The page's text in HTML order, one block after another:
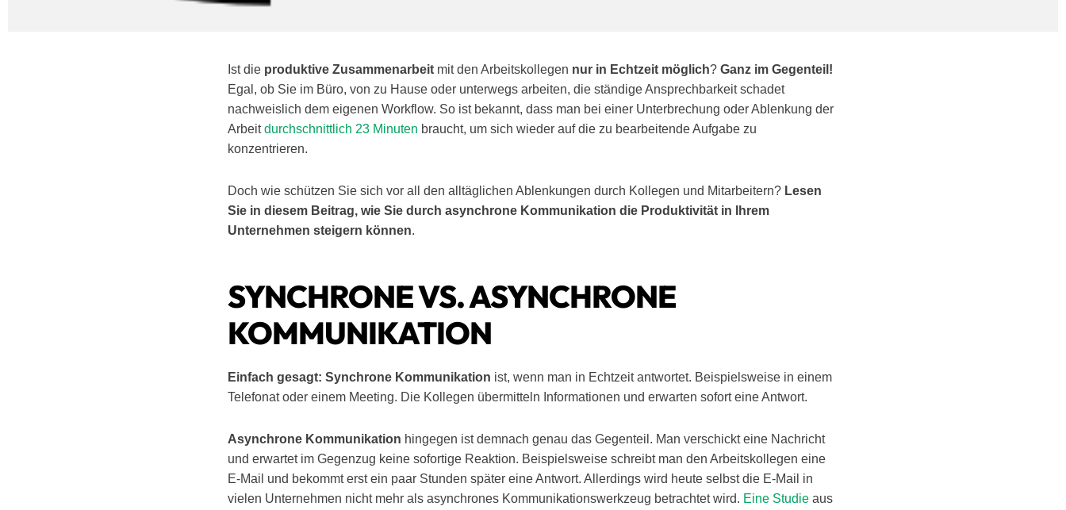
Ist die produktive Zusammenarbeit mit den Arbeitskollegen nur in Echtzeit möglich?Ganz im Gegenteil!
Egal, ob Sie im Büro, von zu Hause oder unterwegs arbeiten, die ständige Ansprechbarkeit schadet
nachweislich dem eigenen Workflow. So ist bekannt, dass man bei einer Unterbrechung oder Ablenkung der
Arbeitdurchschnittlich 23 Minuten braucht, um sich wieder auf die zu bearbeitende Aufgabe zu
konzentrieren.
Doch wie schützen Sie sich vor all den alltäglichen Ablenkungen durch Kollegen und Mitarbeitern? Lesen
Sie in diesem Beitrag, wie Sie durch asynchrone Kommunikation die Produktivität in Ihrem
Unternehmen steigern können.
SYNCHRONE VS. ASYNCHRONE
KOMMUNIKATION
Einfach gesagt: Synchrone Kommunikation ist, wenn man in Echtzeit antwortet. Beispielsweise in einem
Telefonat oder einem Meeting. Die Kollegen übermitteln Informationen und erwarten sofort eine Antwort.
Asynchrone Kommunikation hingegen ist demnach genau das Gegenteil. Man verschickt eine Nachricht
und erwartet im Gegenzug keine sofortige Reaktion. Beispielsweise schreibt man den Arbeitskollegen eine
E-Mail und bekommt erst ein paar Stunden später eine Antwort. Allerdings wird heute selbst die E-Mail in
vielen Unternehmen nicht mehr als asynchrones Kommunikationswerkzeug betrachtet wird. Eine Studie aus